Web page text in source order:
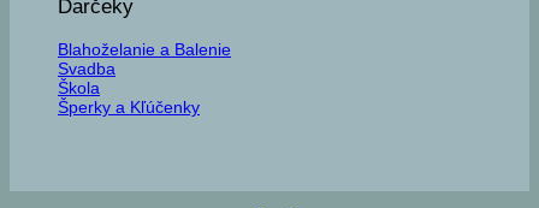
Darčeky
Blahoželanie a Balenie
Svadba
Škola
Šperky a Kľúčenky